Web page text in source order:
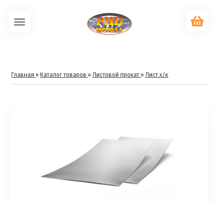
Главная » Каталог товаров »Листовой прокат »Лист х/к